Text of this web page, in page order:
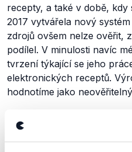
recepty, a také v době,
2017 vytvářela nový
zdrojů ovšem nelze ověřit,
podílel. V minulosti navíc
tvrzení týkající se jeho
elektronických receptů.
hodnotíme jako
Výrok jsme zmínili